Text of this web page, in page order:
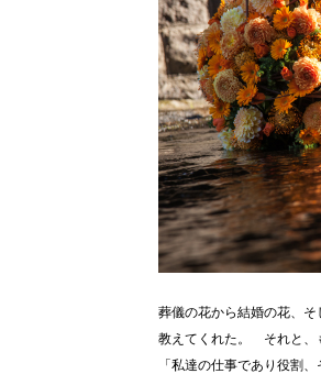
葬儀の花から結婚の花、
教えてくれた。 それと、
「私達の仕事であり役割